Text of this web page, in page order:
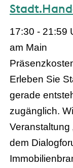
17:30 - 21:59
am Main
Präsenz
Erleben Sie
gerade
zugänglich.
Veranstaltung
dem